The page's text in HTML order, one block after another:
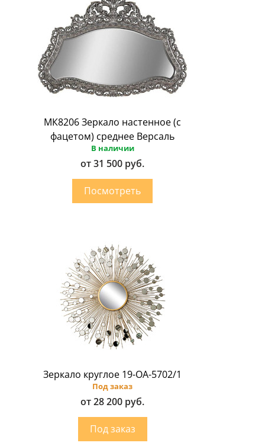
МК8206 Зеркало настенное (с
фацетом) среднее Версаль
В наличии
от 31 500 руб.
Зеркало круглое 19-OA-5702/1
Под заказ
от 28 200 руб.